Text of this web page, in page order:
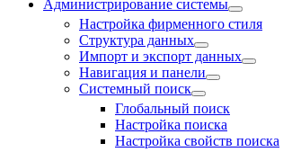
Администрирование системы
Настройка фирменного стиля
Структура данных
Импорт и экспорт данных
Навигация и панели
Системный поиск
Глобальный поиск
Настройка поиска
Настройка свойств поиска